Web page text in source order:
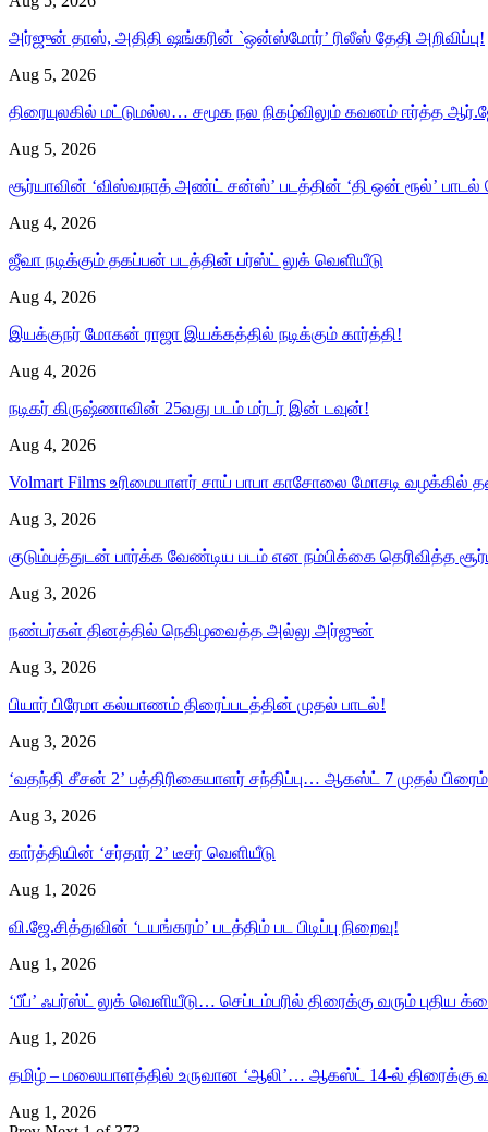
அர்ஜுன் தாஸ், அதிதி ஷங்கரின் `ஒன்ஸ்மோர்’ ரிலீஸ் தேதி அறிவிப்பு!
Aug 5, 2026
திரையுலகில் மட்டுமல்ல… சமூக நல நிகழ்விலும் கவனம் ஈர்த்த
Aug 5, 2026
சூர்யாவின் ‘விஸ்வநாத் அண்ட் சன்ஸ்’ படத்தின் ‘தி ஒன் ரூல்’ பாடல்
Aug 4, 2026
ஜீவா நடிக்கும் தகப்பன் படத்தின் பர்ஸ்ட் லுக் வெளியீடு
Aug 4, 2026
இயக்குநர் மோகன் ராஜா இயக்கத்தில் நடிக்கும் கார்த்தி!
Aug 4, 2026
நடிகர் கிருஷ்ணாவின் 25வது படம் மர்டர் இன் டவுன்!
Aug 4, 2026
Volmart Films உரிமையாளர் சாய் பாபா காசோலை மோசடி
Aug 3, 2026
குடும்பத்துடன் பார்க்க வேண்டிய படம் என நம்பிக்கை தெரிவித்த
Aug 3, 2026
நண்பர்கள் தினத்தில் நெகிழவைத்த அல்லு அர்ஜுன்
Aug 3, 2026
பியார் பிரேமா கல்யாணம் திரைப்படத்தின் முதல் பாடல்!
Aug 3, 2026
‘வதந்தி சீசன் 2’ பத்திரிகையாளர் சந்திப்பு… ஆகஸ்ட் 7 முதல்
Aug 3, 2026
கார்த்தியின் ‘சர்தார் 2’ டீசர் வெளியீடு
Aug 1, 2026
வி.ஜே.சித்துவின் ‘டயங்கரம்’ படத்திம் பட பிடிப்பு நிறைவு!
Aug 1, 2026
‘பீப்’ ஃபர்ஸ்ட் லுக் வெளியீடு… செப்டம்பரில் திரைக்கு வரும் புதிய
Aug 1, 2026
தமிழ் – மலையாளத்தில் உருவான ‘ஆலி’… ஆகஸ்ட் 14-ல் திரைக்கு
Aug 1, 2026